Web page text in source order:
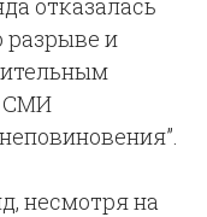
отказалась
и
СМИ
несмотря на